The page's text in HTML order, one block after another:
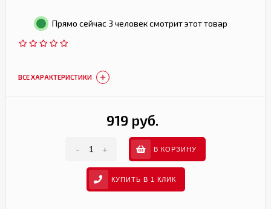
Прямо сейчас 3 человек смотрит этот товар
ВСЕ ХАРАКТЕРИСТИКИ
919 руб.
- + В КОРЗИНУ
КУПИТЬ В 1 КЛИК